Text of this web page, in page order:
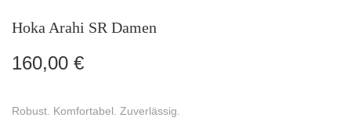
Hoka Arahi SR Damen
160,00 €
Robust. Komfortabel. Zuverlässig.